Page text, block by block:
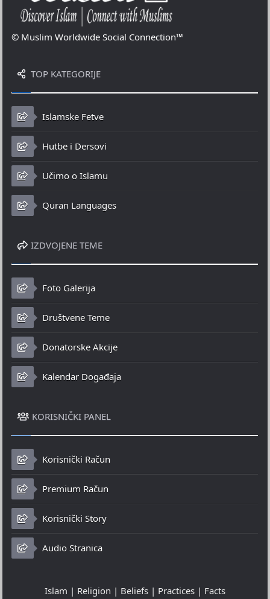
© Muslim Worldwide Social Connection™
TOP KATEGORIJE
Islamske Fetve
Hutbe i Dersovi
Učimo o Islamu
Quran Languages
IZDVOJENE TEME
Foto Galerija
Društvene Teme
Donatorske Akcije
Kalendar Događaja
KORISNIČKI PANEL
Korisnički Račun
Premium Račun
Korisnički Story
Audio Stranica
Islam | Religion | Beliefs | Practices | Facts